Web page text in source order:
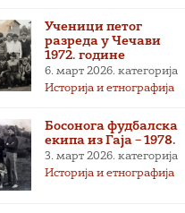
Ученици петог
разреда у Чечави
1972. године
6. март 2026. категорија
Историја и етнографија
Босонога фудбалска
екипа из Гаја – 1978.
3. март 2026. категорија
Историја и етнографија